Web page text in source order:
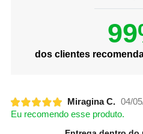
dos clientes
Miragina C. 04/
Eu recomendo esse produto.